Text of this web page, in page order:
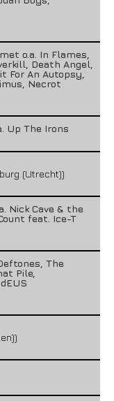
o.a. In Flames,
Death Angel,
For An Autopsy,
Necrot
Up The Irons
(Utrecht))
Nick Cave & the
feat. Ice-T
The
Pile,